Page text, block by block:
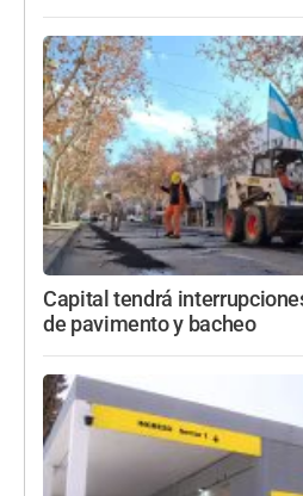
Capital tendrá
de pavimento y bacheo